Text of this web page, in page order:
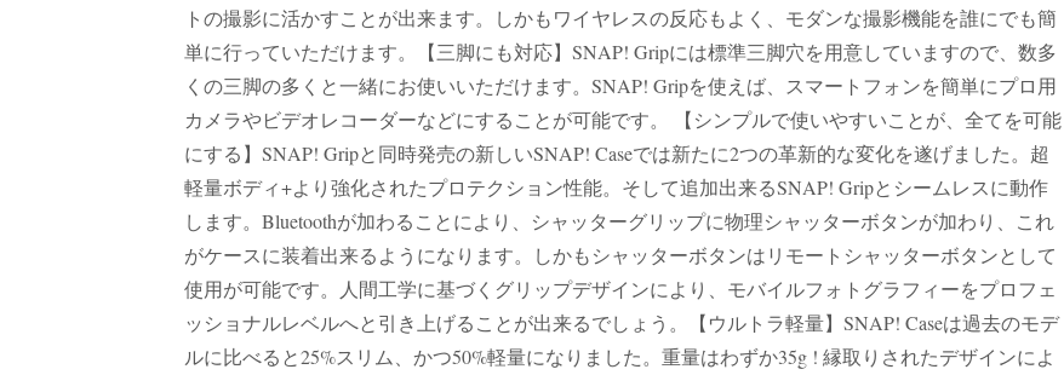
トの撮影に活かすことが出来ます。しかもワイヤレスの反応もよく、モダンな撮影機能を誰にでも簡
単に行っていただけます。【三脚にも対応】SNAP! Gripには標準三脚穴を用意していますので、数多
くの三脚の多くと一緒にお使いいただけます。SNAP! Gripを使えば、スマートフォンを簡単にプロ用
カメラやビデオレコーダーなどにすることが可能です。 【シンプルで使いやすいことが、全てを可能
にする】SNAP! Gripと同時発売の新しいSNAP! Caseでは新たに2つの革新的な変化を遂げました。超
軽量ボディ+より強化されたプロテクション性能。そして追加出来るSNAP! Gripとシームレスに動作
します。Bluetoothが加わることにより、シャッターグリップに物理シャッターボタンが加わり、これ
がケースに装着出来るようになります。しかもシャッターボタンはリモートシャッターボタンとして
使用が可能です。人間工学に基づくグリップデザインにより、モバイルフォトグラフィーをプロフェ
ッショナルレベルへと引き上げることが出来るでしょう。【ウルトラ軽量】SNAP! Caseは過去のモデ
ルに比べると25%スリム、かつ50%軽量になりました。重量はわずか35g ! 縁取りされたデザインによ